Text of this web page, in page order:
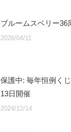
ブルームスベリー36
2026/04/11
保護中: 毎年恒例く
13日開催
2024/12/14